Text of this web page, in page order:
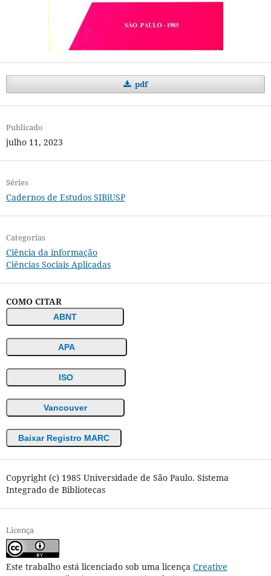
pdf
Publicado
julho 11, 2023
Séries
Cadernos de Estudos SIBiUSP
Categorias
Ciência da informação
Ciências Sociais Aplicadas
COMO CITAR
ABNT
APA
ISO
Vancouver
Baixar Registro MARC
Copyright (c) 1985 Universidade de São Paulo. Sistema
Integrado de Bibliotecas
Licença
Este trabalho está licenciado sob uma licença Creative